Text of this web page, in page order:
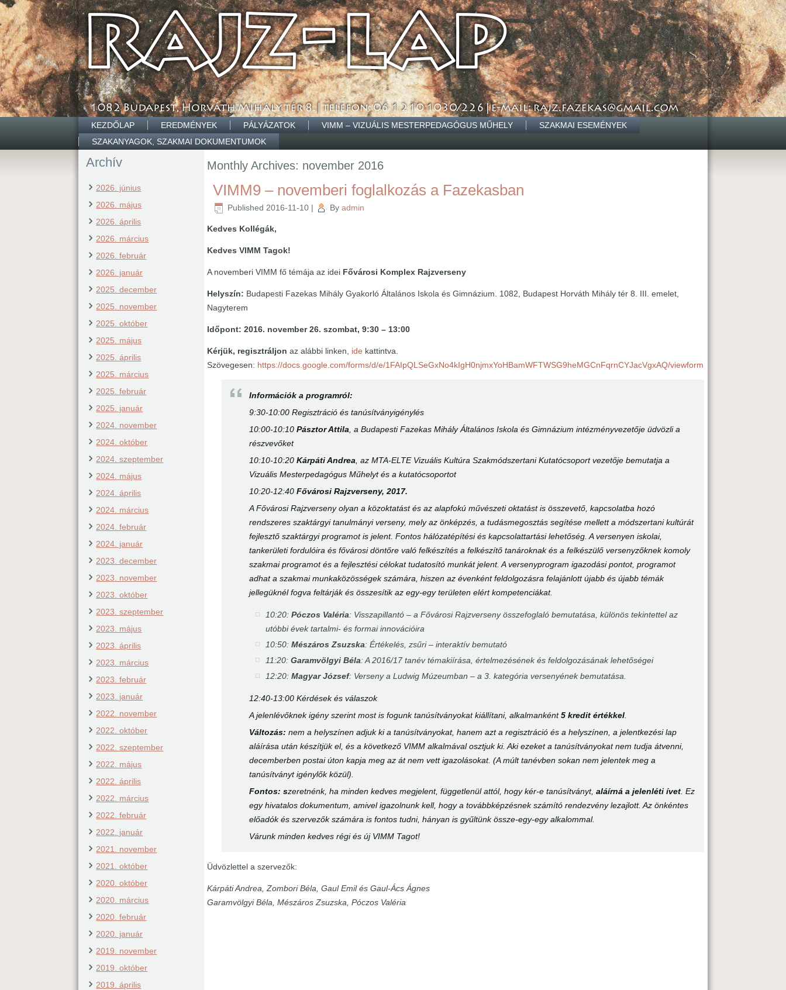
KEZDŐLAP EREDMÉNYEK PÁLYÁZATOK VIMM – VIZUÁLIS MESTERPEDAGÓGUS MŰHELY
SZAKMAI ESEMÉNYEK
SZAKANYAGOK, SZAKMAI DOKUMENTUMOK
Archív
2026. június
2026. május
2026. április
2026. március
2026. február
2026. január
2025. december
2025. november
2025. október
2025. május
2025. április
2025. március
2025. február
2025. január
2024. november
2024. október
2024. szeptember
2024. május
2024. április
2024. március
2024. február
2024. január
2023. december
2023. november
2023. október
2023. szeptember
2023. május
2023. április
2023. március
2023. február
2023. január
2022. november
2022. október
2022. szeptember
2022. május
2022. április
2022. március
2022. február
2022. január
2021. november
2021. október
2020. október
2020. március
2020. február
2020. január
2019. november
2019. október
2019. április
Monthly Archives: november 2016
VIMM9 – novemberi foglalkozás a Fazekasban
Published 2016-11-10 | By admin
Kedves Kollégák,
Kedves VIMM Tagok!
A novemberi VIMM fő témája az idei Fővárosi Komplex Rajzverseny
Helyszín: Budapesti Fazekas Mihály Gyakorló Általános Iskola és Gimnázium. 1082, Budapest Horváth Mihály tér 8. III. emelet,
Nagyterem
Időpont: 2016. november 26. szombat, 9:30 – 13:00
Kérjük, regisztráljon az alábbi linken, ide kattintva.
Szövegesen: https://docs.google.com/forms/d/e/1FAIpQLSeGxNo4kIgH0njmxYoHBamWFTWSG9heMGCnFqrnCYJacVgxAQ/viewform
Információk a programról:
9:30-10:00 Regisztráció és tanúsítványigénylés
10:00-10:10Pásztor Attila, a Budapesti Fazekas Mihály Általános Iskola és Gimnázium intézményvezetője üdvözli a
részvevőket
10:10-10:20Kárpáti Andrea, az MTA-ELTE Vizuális Kultúra Szakmódszertani Kutatócsoport vezetője bemutatja a
Vizuális Mesterpedagógus Műhelyt és a kutatócsoportot
10:20-12:40Fővárosi Rajzverseny, 2017.
A Fővárosi Rajzverseny olyan a közoktatást és az alapfokú művészeti oktatást is összevető, kapcsolatba hozó
rendszeres szaktárgyi tanulmányi verseny, mely az önképzés, a tudásmegosztás segítése mellett a módszertani kultúrát
fejlesztő szaktárgyi programot is jelent. Fontos hálózatépítési és kapcsolattartási lehetőség. A versenyen iskolai,
tankerületi fordulóira és fővárosi döntőre való felkészítés a felkészítő tanároknak és a felkészülő versenyzőknek komoly
szakmai programot és a fejlesztési célokat tudatosító munkát jelent. A versenyprogram igazodási pontot, programot
adhat a szakmai munkaközösségek számára, hiszen az évenként feldolgozásra felajánlott újabb és újabb témák
jellegüknél fogva feltárják és összesítik az egy-egy területen elért kompetenciákat.
10:20:Póczos Valéria: Visszapillantó – a Fővárosi Rajzverseny összefoglaló bemutatása, különös tekintettel az
utóbbi évek tartalmi- és formai innovációira
10:50:Mészáros Zsuzska: Értékelés, zsűri – interaktív bemutató
11:20:Garamvölgyi Béla: A 2016/17 tanév témakiírása, értelmezésének és feldolgozásának lehetőségei
12:20:Magyar József: Verseny a Ludwig Múzeumban – a 3. kategória versenyének bemutatása.
12:40-13:00 Kérdések és válaszok
A jelenlévőknek igény szerint most is fogunk tanúsítványokat kiállítani, alkalmanként5 kredit értékkel.
Változás:nem a helyszínen adjuk ki a tanúsítványokat, hanem azt a regisztráció és a helyszínen, a jelentkezési lap
aláírása után készítjük el, és a következő VIMM alkalmával osztjuk ki. Aki ezeket a tanúsítványokat nem tudja átvenni,
decemberben postai úton kapja meg az át nem vett igazolásokat. (A múlt tanévben sokan nem jelentek meg a
tanúsítványt igénylők közül).
Fontos: szeretnénk, ha minden kedves megjelent, függetlenül attól, hogy kér-e tanúsítványt,aláírná a jelenléti ívet. Ez
egy hivatalos dokumentum, amivel igazolnunk kell, hogy a továbbképzésnek számító rendezvény lezajlott. Az önkéntes
előadók és szervezők számára is fontos tudni, hányan is gyűltünk össze-egy-egy alkalommal.
Várunk minden kedves régi és új VIMM Tagot!
Üdvözlettel a szervezők:
Kárpáti Andrea, Zombori Béla, Gaul Emil és Gaul-Ács Ágnes
Garamvölgyi Béla, Mészáros Zsuzska, Póczos Valéria